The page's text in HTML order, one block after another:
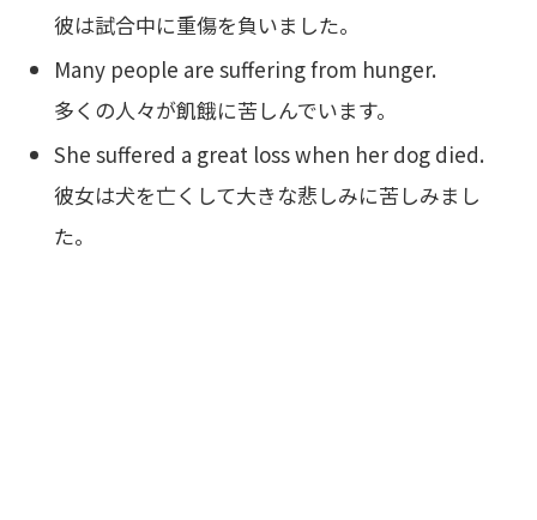
彼は試合中に重傷を負いました。
Many people are suffering from hunger.
多くの人々が飢餓に苦しんでいます。
She suffered a great loss when her dog died.
彼女は犬を亡くして大きな悲しみに苦しみまし
た。